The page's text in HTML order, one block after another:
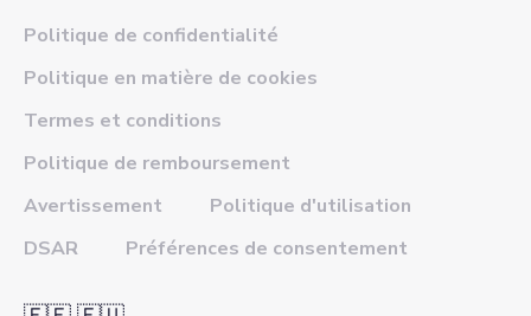
Politique de confidentialité
Politique en matière de cookies
Termes et conditions
Politique de remboursement
Avertissement
Politique d'utilisation
DSAR
Préférences de consentement